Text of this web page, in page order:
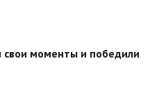
моменты и победили